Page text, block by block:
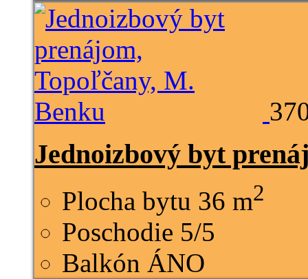
Jednoizbový byt
Plocha bytu 36 m2
Poschodie 5/5
Balkón ÁNO